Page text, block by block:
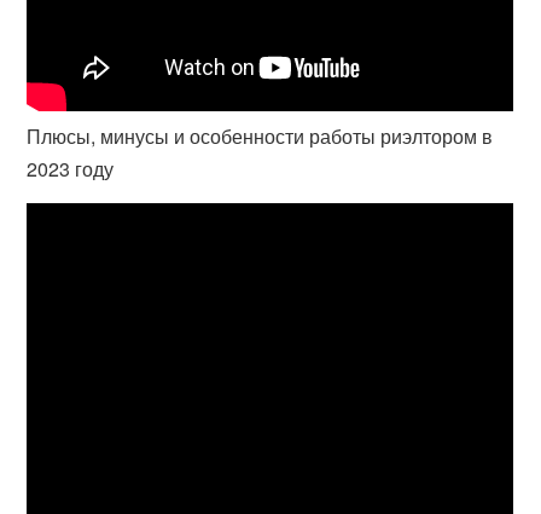
Плюсы, минусы и особенности работы риэлтором в
2023 году